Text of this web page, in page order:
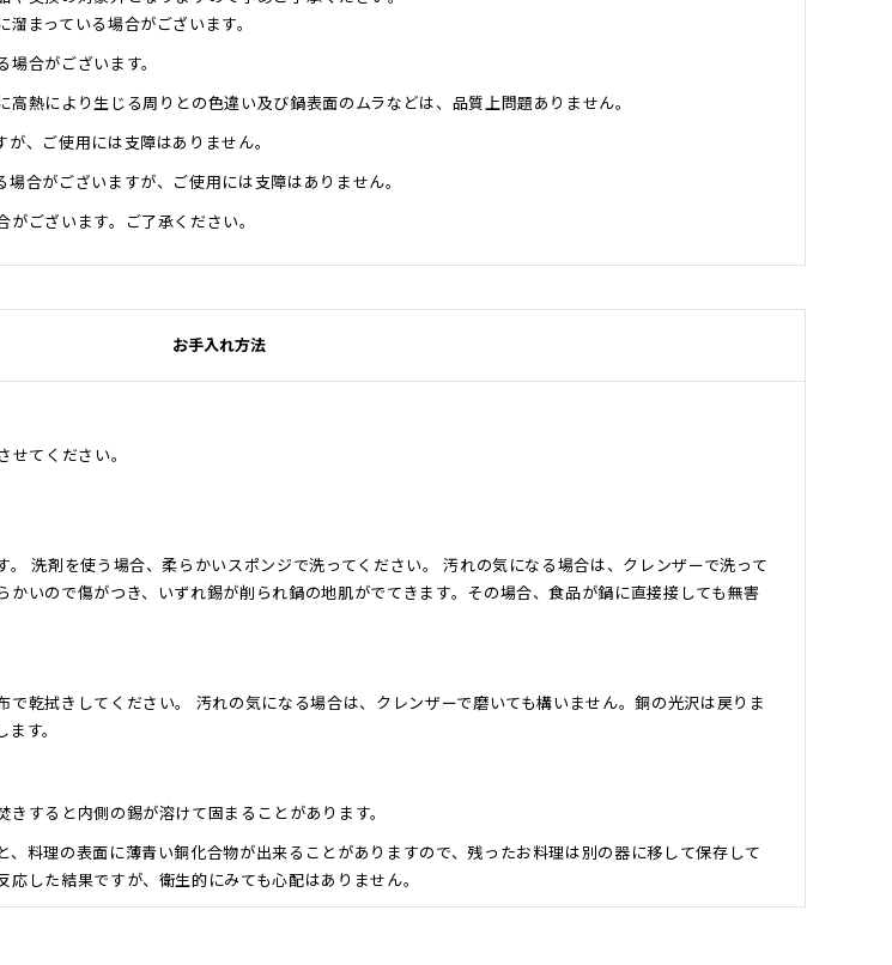
まっている場合がございます。
合がございます。
熱により生じる周りとの色違い及び鍋表面のムラなどは、品質上問題ありません。
、ご使用には支障はありません。
合がございますが、ご使用には支障はありません。
ございます。ご了承ください。
お手入れ方法
てください。
洗剤を使う場合、柔らかいスポンジで洗ってください。 汚れの気になる場合は、クレンザーで洗って
いので傷がつき、いずれ錫が削られ鍋の地肌がでてきます。その場合、食品が鍋に直接接しても無害
乾拭きしてください。 汚れの気になる場合は、クレンザーで磨いても構いません。銅の光沢は戻りま
す。
すると内側の錫が溶けて固まることがあります。
料理の表面に薄青い銅化合物が出来ることがありますので、残ったお料理は別の器に移して保存して
した結果ですが、衛生的にみても心配はありません。